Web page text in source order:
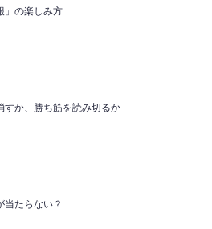
」の楽しみ方
すか、勝ち筋を読み切るか
当たらない？